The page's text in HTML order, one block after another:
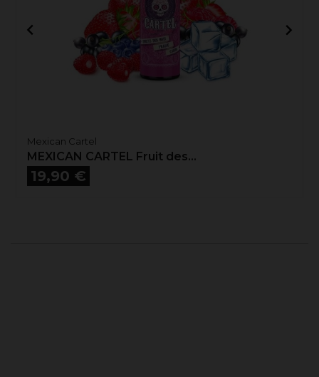

Mexican Cartel
MEXICAN CARTEL Fruit des...
Prix
19,90 €
